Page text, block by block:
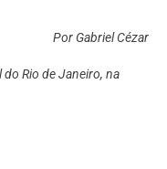
Por Gabriel Cézar
do Rio de Janeiro, na